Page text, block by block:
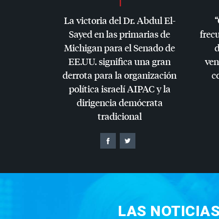
La victoria del Dr. Abdul El-
Sayed en las primarias de
Michigan para el Senado de
EE.UU. significa una gran
derrota para la organización
política israelíAIPACy la
dirigencia demócrata
tradicional
LAS